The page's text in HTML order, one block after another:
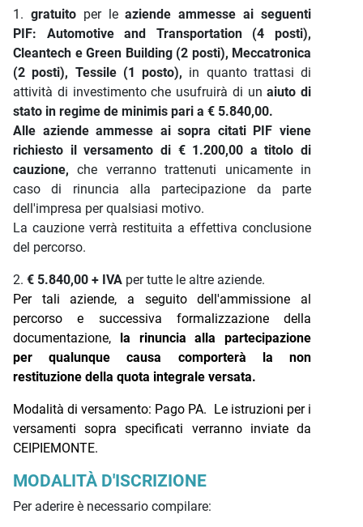
1. gratuitoper leaziende ammesse ai seguenti
PIF: Automotive and Transportation (4 posti),
Cleantech e Green Building (2 posti), Meccatronica
(2 posti), Tessile (1 posto), in quanto trattasi di
attività di investimento che usufruirà di unaiuto di
stato in regime de minimis pari a € 5.840,00.
Alle aziende ammesse ai sopra citati PIF viene
richiesto il versamento di € 1.200,00 a titolo di
cauzione, che verranno trattenuti unicamente in
caso di rinuncia alla partecipazione da parte
dell'impresa per qualsiasi motivo.
La cauzione verrà restituita a effettiva conclusione
del percorso.
2. € 5.840,00 + IVA per tutte le altre aziende.
Per tali aziende, a seguito dell'ammissione al
percorso e successiva formalizzazione della
documentazione,
la rinuncia alla partecipazione
per qualunque causa comporterà la non
restituzione della quota integrale versata.
Modalità di versamento: Pago PA.
Le istruzioni per i
versamenti sopra specificati verranno inviate da
CEIPIEMONTE.
MODALITÀ D'ISCRIZIONE
Per aderire è necessario compilare: